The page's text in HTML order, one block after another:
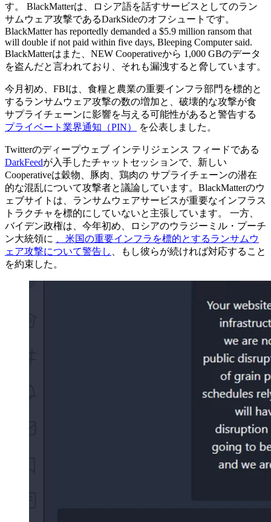
す。 BlackMatterは、ロシア語を話すサービスとしてのラン
サムウェア攻撃であるDarkSideのオフシュートです。
BlackMatter has reportedly demanded a $5.9 million ransom that
will double if not paid within five days, Bleeping Computer said.
BlackMatterはまた、NEW Cooperativeから 1,000 GBのデータ
を盗んだと言われており、それも漏洩すると脅しています。
今月初め、FBIは、食糧と農業の重要インフラ部門を標的と
するランサムウェア攻撃の数の増加と、破壊的な攻撃が食
サプライチェーンに影響を与える可能性があると警告する
プライベート業界通知（PIN）
を公表しました。
Twitterのディープウェブ インテリジェンス フィードである
DarkFeedが入手したチャットセッションで、新しい
Cooperativeは穀物、豚肉、鶏肉の サプライチェーンの潜在
的な混乱について攻撃者と議論しています。BlackMatterのウ
ェブサイトは、ランサムウェアサービスが重要なインフラス
トラクチャを標的にしていないと主張しています。 一方、
バイデン政権は、今年初め、ロシアのウラジーミル・プーチ
ン大統領に
、米国の重要インフラを標的とするランサムウ
ェア攻撃について警告し
、もし彼らが続ければ対応すること
を約束した。